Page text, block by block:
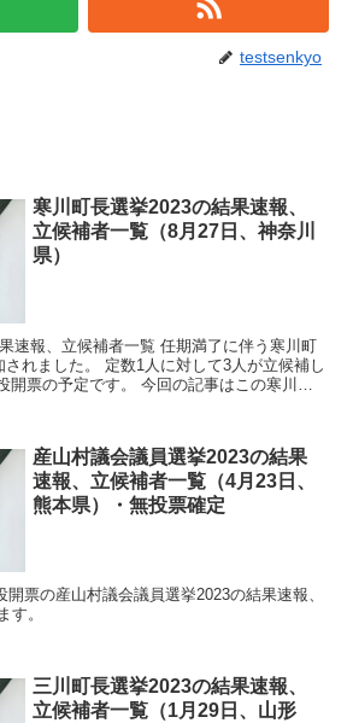
testsenkyo
寒川町長選挙2023の結果速報、
立候補者一覧（8月27日、神奈川
県）
速報、立候補者一覧 任期満了に伴う寒川町
れました。 定数1人に対して3人が立候補し
開票の予定です。 今回の記事はこの寒川町
産山村議会議員選挙2023の結果
速報、立候補者一覧（4月23日、
熊本県）・無投票確定
票の産山村議会議員選挙2023の結果速報、
す。
三川町長選挙2023の結果速報、
立候補者一覧（1月29日、山形